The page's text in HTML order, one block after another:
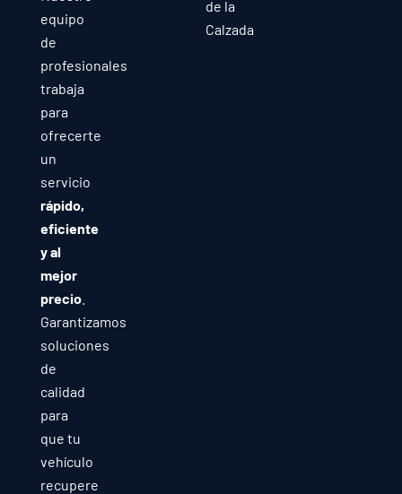
equipo
de
profesionales
trabaja
para
ofrecerte
un
servicio
rápido,
eficiente
y al
mejor
precio.
Garantizamos
soluciones
de
calidad
para
que tu
vehículo
recupere
de la
Calzada